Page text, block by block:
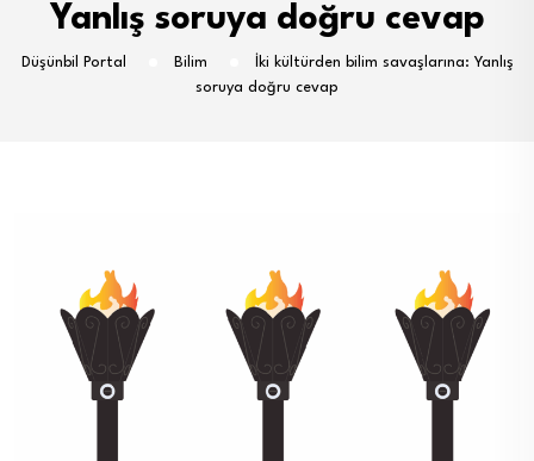
Yanlış soruya doğru cevap
Düşünbil Portal Bilim
İki kültürden bilim savaşlarına: Yanlış
soruya doğru cevap